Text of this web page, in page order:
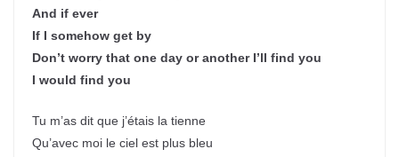
And if ever
If I somehow get by
Don’t worry that one day or another I’ll find you
I would find you
Tu m’as dit que j’étais la tienne
Qu’avec moi le ciel est plus bleu